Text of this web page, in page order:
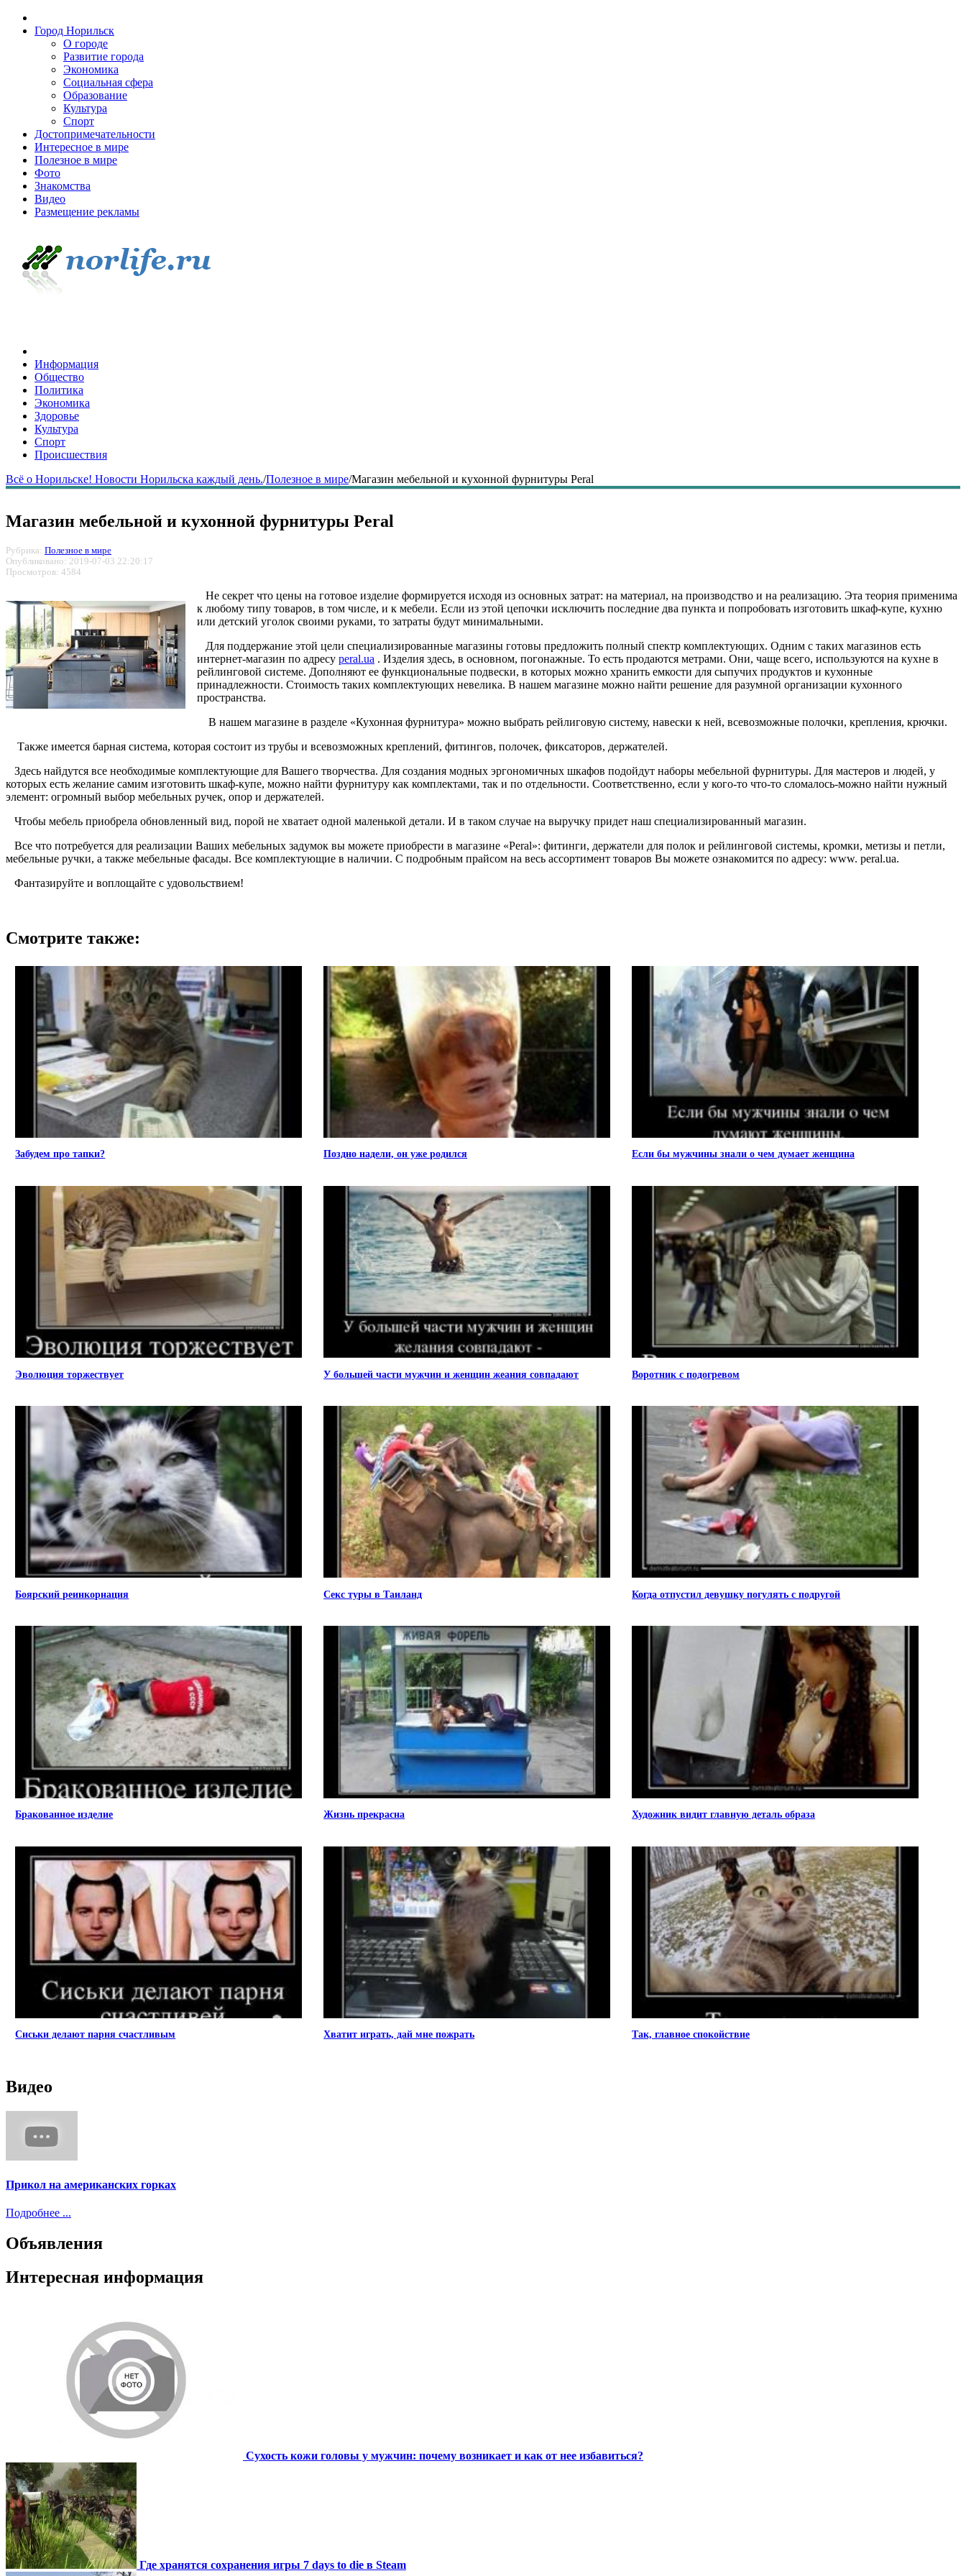
Город Норильск
О городе
Развитие города
Экономика
Социальная сфера
Образование
Культура
Спорт
Достопримечательности
Интересное в мире
Полезное в мире
Фото
Знакомства
Видео
Размещение рекламы
Информация
Общество
Политика
Экономика
Здоровье
Культура
Спорт
Происшествия
Всё о Норильске! Новости Норильска каждый день./Полезное в мире/Магазин мебельной и кухонной фурнитуры Peral
Магазин мебельной и кухонной фурнитуры Peral
Рубрика: Полезное в мире
Опубликовано: 2019-07-03 22:20:17
Просмотров: 4584
Не секрет что цены на готовое изделие формируется исходя из основных затрат: на материал, на производство и на реализацию. Эта теория применима
к любому типу товаров, в том числе, и к мебели. Если из этой цепочки исключить последние два пункта и попробовать изготовить шкаф-купе, кухню
или детский уголок своими руками, то затраты будут минимальными.
Для поддержание этой цели специализированные магазины готовы предложить полный спектр комплектующих. Одним с таких магазинов есть
интернет-магазин по адресу peral.ua . Изделия здесь, в основном, погонажные. То есть продаются метрами. Они, чаще всего, используются на кухне в
рейлинговой системе. Дополняют ее функциональные подвески, в которых можно хранить емкости для сыпучих продуктов и кухонные
принадлежности. Стоимость таких комплектующих невелика. В нашем магазине можно найти решение для разумной организации кухонного
пространства.
В нашем магазине в разделе «Кухонная фурнитура» можно выбрать рейлиговую систему, навески к ней, всевозможные полочки, крепления, крючки.
Также имеется барная система, которая состоит из трубы и всевозможных креплений, фитингов, полочек, фиксаторов, держателей.
Здесь найдутся все необходимые комплектующие для Вашего творчества. Для создания модных эргономичных шкафов подойдут наборы мебельной фурнитуры. Для мастеров и людей, у
которых есть желание самим изготовить шкаф-купе, можно найти фурнитуру как комплектами, так и по отдельности. Соответственно, если у кого-то что-то сломалось-можно найти нужный
элемент: огромный выбор мебельных ручек, опор и держателей.
Чтобы мебель приобрела обновленный вид, порой не хватает одной маленькой детали. И в таком случае на выручку придет наш специализированный магазин.
Все что потребуется для реализации Ваших мебельных задумок вы можете приобрести в магазине «Peral»: фитинги, держатели для полок и рейлинговой системы, кромки, метизы и петли,
мебельные ручки, а также мебельные фасады. Все комплектующие в наличии. С подробным прайсом на весь ассортимент товаров Вы можете ознакомится по адресу: www. peral.ua.
Фантазируйте и воплощайте с удовольствием!
Смотрите также:
Забудем про тапки? Поздно надели, он уже родился Если бы мужчины знали о чем думает женщина
Эволюция торжествует У большей части мужчин и женщин жеания совпадают Воротник с подогревом
Боярский реинкорнация Секс туры в Таиланд Когда отпустил девушку погулять с подругой
Бракованное изделие Жизнь прекрасна Художник видит главную деталь образа
Сиськи делают парня счастливым Хватит играть, дай мне пожрать Так, главное спокойствие
Видео
Прикол на американских горках
Подробнее ...
Объявления
Интересная информация
Сухость кожи головы у мужчин: почему возникает и как от нее избавиться?
Где хранятся сохранения игры 7 days to die в Steam